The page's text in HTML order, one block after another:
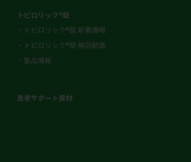
トピロリック®錠
・トピロリック®錠 新着情報
・トピロリック®錠 解説動画
・製品情報
患者サポート資材